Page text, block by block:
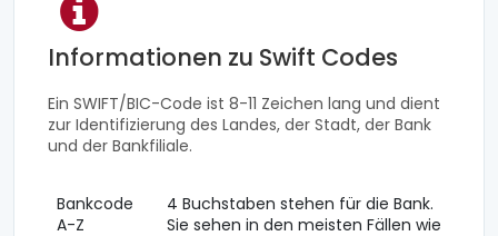
Informationen zu Swift Codes
Ein SWIFT/BIC-Code ist 8-11 Zeichen lang und dient
zur Identifizierung des Landes, der Stadt, der Bank
und der Bankfiliale.
Bankcode
A-Z
4 Buchstaben stehen für die Bank.
Sie sehen in den meisten Fällen wie